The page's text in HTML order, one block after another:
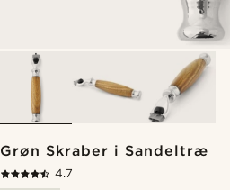
Grøn Skraber i Sandeltræ
4.7